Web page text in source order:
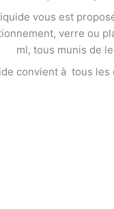
vous est
verre ou
ml, tous munis de
convient à tous